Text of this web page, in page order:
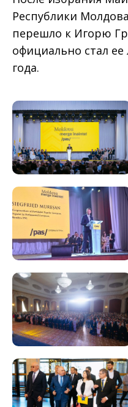
Республики
перешло к Игорю
официально стал
года.